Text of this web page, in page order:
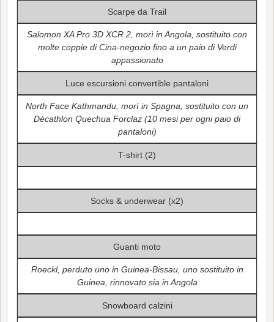
Scarpe da Trail
Salomon XA Pro 3D XCR 2, morì in Angola, sostituito con
molte coppie di Cina-negozio fino a un paio di Verdi
appassionato
Luce escursioni convertible pantaloni
North Face Kathmandu, morì in Spagna, sostituito con un
Décathlon Quechua Forclaz (10 mesi per ogni paio di
pantaloni)
T-shirt (2)
Socks & underwear (x2)
Guanti moto
Roeckl, perduto uno in Guinea-Bissau, uno sostituito in
Guinea, rinnovato sia in Angola
Snowboard calzini